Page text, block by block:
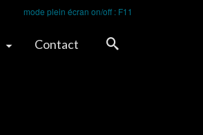
mode plein écran on/off : F11
Contact